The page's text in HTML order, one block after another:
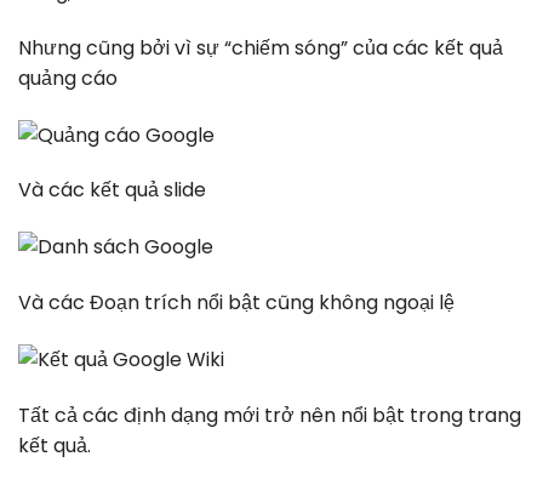
Nhưng cũng bởi vì sự “chiếm sóng” của các kết quả
quảng cáo
Và các kết quả slide
Và các Đoạn trích nổi bật cũng không ngoại lệ
Tất cả các định dạng mới trở nên nổi bật trong trang
kết quả.